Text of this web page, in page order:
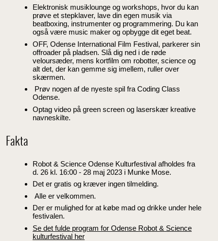
Elektronisk musiklounge og workshops, hvor du kan
prøve et stepklaver, lave din egen musik via
beatboxing, instrumenter og programmering. Du kan
også være music maker og opbygge dit eget beat.
OFF, Odense International Film Festival, parkerer sin
offroader på pladsen. Slå dig ned i de røde
veloursæder, mens kortfilm om robotter, science og
alt det, der kan gemme sig imellem, ruller over
skærmen.
Prøv nogen af de nyeste spil fra Coding Class
Odense.
Optag video på green screen og laserskær kreative
navneskilte.
Fakta
Robot & Science Odense Kulturfestival afholdes fra
d. 26 kl. 16:00 - 28 maj 2023 i Munke Mose.
Det er gratis og kræver ingen tilmelding.
Alle er velkommen.
Der er mulighed for at købe mad og drikke under hele
festivalen.
Se det fulde program for Odense Robot & Science
kulturfestival her